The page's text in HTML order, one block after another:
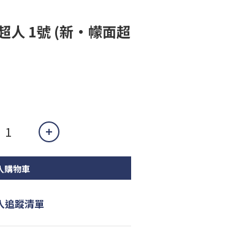
人 1號 (新·幪面超
購物車
追蹤清單